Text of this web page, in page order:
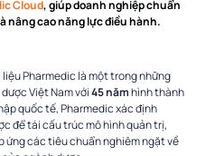
Cloud, giúp doanh nghiệp chuẩn
nâng cao năng lực điều hành.
Pharmedic là một trong những
Việt Nam với45 nămhình thành
quốc tế, Pharmedic xác định
để tái cấu trúc mô hình quản trị,
ứng các tiêu chuẩn nghiêm ngặt về